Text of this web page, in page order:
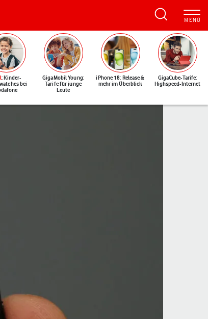
: Kinder-
bei
GigaMobil Young:
Tarife für junge
Leute
iPhone 18: Release &
mehr im Überblick
GigaCube-Tarife:
Highspeed-Internet